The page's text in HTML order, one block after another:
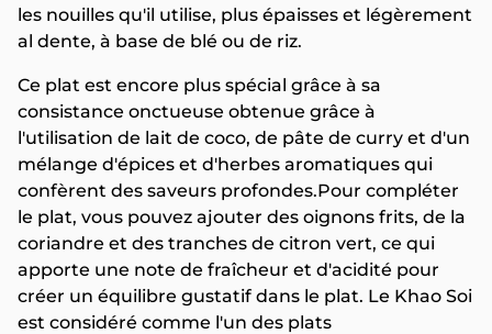
les nouilles qu'il utilise, plus épaisses et légèrement
al dente, à base de blé ou de riz.
Ce plat est encore plus spécial grâce à sa
consistance onctueuse obtenue grâce à
l'utilisation de lait de coco, de pâte de curry et d'un
mélange d'épices et d'herbes aromatiques qui
confèrent des saveurs profondes.Pour compléter
le plat, vous pouvez ajouter des oignons frits, de la
coriandre et des tranches de citron vert, ce qui
apporte une note de fraîcheur et d'acidité pour
créer un équilibre gustatif dans le plat. Le Khao Soi
est considéré comme l'un des plats